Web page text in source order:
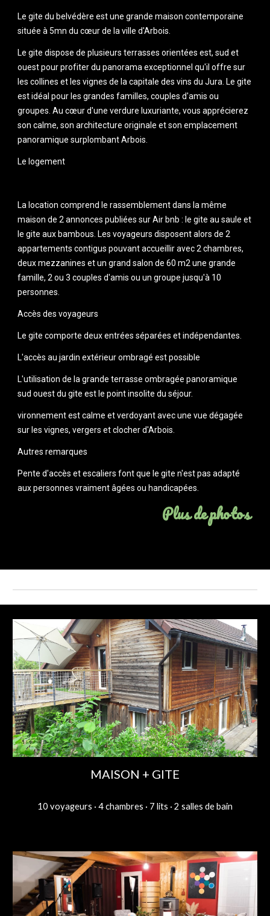
Le gite du belvédère est une grande maison contemporaine
située à 5mn du cœur de la ville d'Arbois.
Le gite dispose de plusieurs terrasses orientées est, sud et
ouest pour profiter du panorama exceptionnel qu'il offre sur
les collines et les vignes de la capitale des vins du Jura. Le gite
est idéal pour les grandes familles, couples d'amis ou
groupes. Au cœur d'une verdure luxuriante, vous apprécierez
son calme, son architecture originale et son emplacement
panoramique surplombant Arbois.
Le logement
La location comprend le rassemblement dans la même
maison de 2 annonces publiées sur Air bnb : le gite au saule et
le gite aux bambous. Les voyageurs disposent alors de 2
appartements contigus pouvant accueillir avec 2 chambres,
deux mezzanines et un grand salon de 60 m2 une grande
famille, 2 ou 3 couples d'amis ou un groupe jusqu'à 10
personnes.
Accès des voyageurs
Le gite comporte deux entrées séparées et indépendantes.
L'accès au jardin extérieur ombragé est possible
L'utilisation de la grande terrasse ombragée panoramique
sud ouest du gite est le point insolite du séjour.
vironnement est calme et verdoyant avec une vue dégagée
sur les vignes, vergers et clocher d'Arbois.
Autres remarques
Pente d'accès et escaliers font que le gite n'est pas adapté
aux personnes vraiment âgées ou handicapées.
Plus de photos
MAISON + GITE
10 voyageurs · 4 chambres · 7 lits · 2 salles de bain